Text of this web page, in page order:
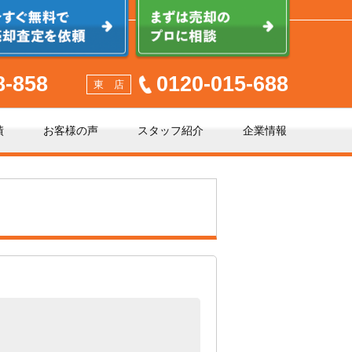
858 東 店 0120-015-688
少しでも高く売るポイント
不動産売却に必要な書類とは
お客様の声 スタッフ紹介 企業情報